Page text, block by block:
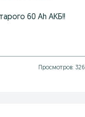
60 Аh АКБ!!
Просмотров: 326